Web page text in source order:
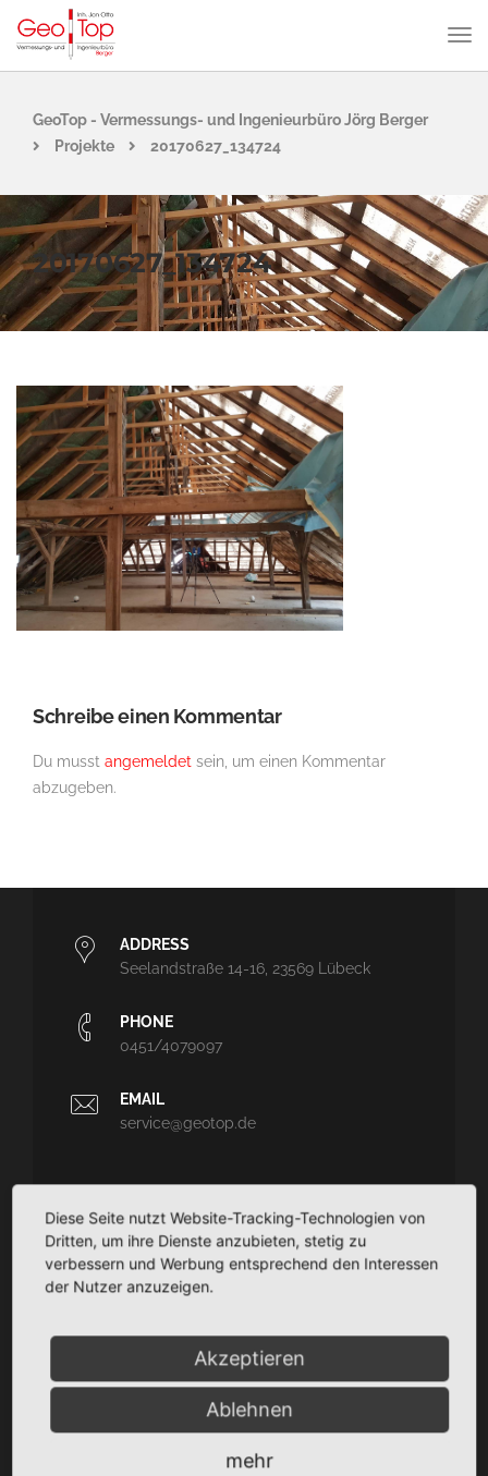
GeoTop - Vermessungs- und Ingenieurbüro Jörg Berger
Projekte
20170627_134724
20170627_134724
Schreibe einen Kommentar
Du musst angemeldet sein, um einen Kommentar
abzugeben.
ADDRESS
Seelandstraße 14-16, 23569 Lübeck
PHONE
0451/4079097
EMAIL
service@geotop.de
GEOTOP
Ingenieurvermessung und Architekturvermessung - CAD-
TaCSy/MaUSy/GolfMan: Technisches
Liegenschaftsmanagement
Diese Seite nutzt Website-Tracking-Technologien von
Dritten, um ihre Dienste anzubieten, stetig zu
verbessern und Werbung entsprechend den Interessen
der Nutzer anzuzeigen.
Akzeptieren
Ablehnen
mehr